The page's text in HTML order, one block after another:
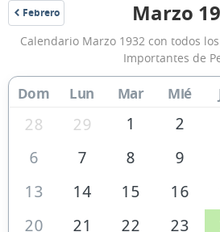
Febrero
1932
de
Marzo
Calendario Marzo 1932 con todos
Importantes de
Dom Lun Mar Mié
28 29 1 2
6
7 8 9
13
14 15 16
20
21 22 23